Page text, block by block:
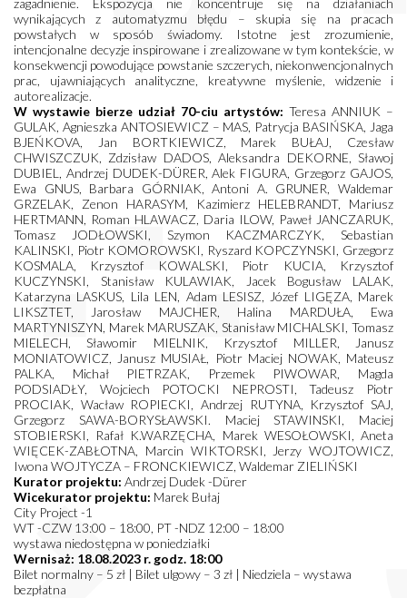
wynikających z automatyzmu błędu – skupia się na pracach
powstałych w sposób świadomy. Istotne jest zrozumienie,
intencjonalne decyzje inspirowane i zrealizowane w tym kontekście, w
konsekwencji powodujące powstanie szczerych, niekonwencjonalnych
prac, ujawniających analityczne, kreatywne myślenie, widzenie i
autorealizacje.
W wystawie bierze udział 70-ciu artystów: Teresa ANNIUK –
GULAK, Agnieszka ANTOSIEWICZ – MAS, Patrycja BASIŃSKA, Jaga
BJEŃKOVA, Jan BORTKIEWICZ, Marek BUŁAJ, Czesław
CHWISZCZUK, Zdzisław DADOS, Aleksandra DEKORNE, Sławoj
DUBIEL, Andrzej DUDEK-DÜRER, Alek FIGURA, Grzegorz GAJOS,
Ewa GNUS, Barbara GÓRNIAK, Antoni A. GRUNER, Waldemar
GRZELAK, Zenon HARASYM, Kazimierz HELEBRANDT, Mariusz
HERTMANN, Roman HLAWACZ, Daria ILOW, Paweł JANCZARUK,
Tomasz JODŁOWSKI, Szymon KACZMARCZYK, Sebastian
KALINSKI, Piotr KOMOROWSKI, Ryszard KOPCZYNSKI, Grzegorz
KOSMALA, Krzysztof KOWALSKI, Piotr KUCIA, Krzysztof
KUCZYNSKI, Stanisław KULAWIAK, Jacek Bogusław LALAK,
Katarzyna LASKUS, Lila LEN, Adam LESISZ, Józef LIGĘZA, Marek
LIKSZTET, Jarosław MAJCHER, Halina MARDUŁA, Ewa
MARTYNISZYN, Marek MARUSZAK, Stanisław MICHALSKI, Tomasz
MIELECH, Sławomir MIELNIK, Krzysztof MILLER, Janusz
MONIATOWICZ, Janusz MUSIAŁ, Piotr Maciej NOWAK, Mateusz
PALKA, Michał PIETRZAK, Przemek PIWOWAR, Magda
PODSIADŁY, Wojciech POTOCKI NEPROSTI, Tadeusz Piotr
PROCIAK, Wacław ROPIECKI, Andrzej RUTYNA, Krzysztof SAJ,
Grzegorz SAWA-BORYSŁAWSKI. Maciej STAWINSKI, Maciej
STOBIERSKI, Rafał K.WARZĘCHA, Marek WESOŁOWSKI, Aneta
WIĘCEK-ZABŁOTNA, Marcin WIKTORSKI, Jerzy WOJTOWICZ,
Iwona WOJTYCZA – FRONCKIEWICZ, Waldemar ZIELIŃSKI
Kurator projektu: Andrzej Dudek -Dürer
Wicekurator projektu: Marek Bułaj
City Project -1
WT -CZW 13:00 – 18:00, PT -NDZ 12:00 – 18:00
wystawa niedostępna w poniedziałki
Wernisaż: 18.08.2023 r. godz. 18:00
Bilet normalny – 5 zł | Bilet ulgowy – 3 zł | Niedziela – wystawa
bezpłatna